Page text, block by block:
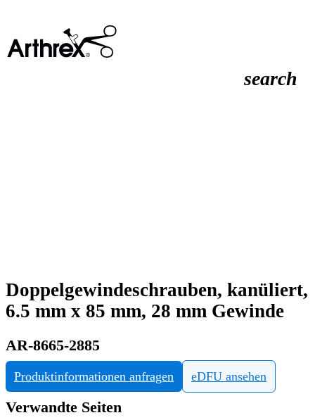
search
Doppelgewindeschrauben, kanüliert,
6.5 mm x 85 mm, 28 mm Gewinde
AR-8665-2885
Produktinformationen anfragen eDFU ansehen
Verwandte Seiten